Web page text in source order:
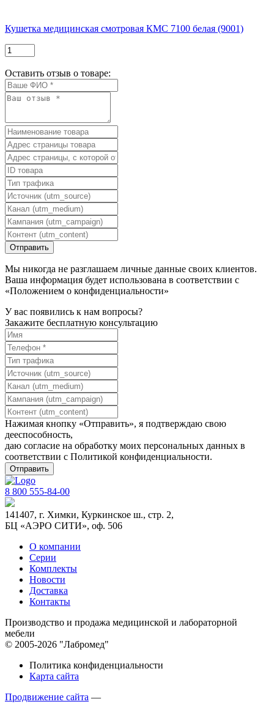
Кушетка медицинская смотровая КМС 7100 белая (9001)
Оставить отзыв о товаре:
Мы никогда не разглашаем личные данные своих клиентов.
Ваша информация будет использована в соответствии с
«Положением о конфиденциальности»
У вас появились к нам вопросы?
Закажите бесплатную консультацию
Нажимая кнопку «Отправить», я подтверждаю свою
дееспособность,
даю согласие на обработку моих персональных данных в
соответствии с Политикой конфиденциальности.
8 800 555-84-00
141407, г. Химки, Куркинское ш., стр. 2,
БЦ «АЭРО СИТИ», оф. 506
О компании
Серии
Комплекты
Новости
Доставка
Контакты
Производство и продажа медицинской и лабораторной
мебели
© 2005-2026 "Лабромед"
Политика конфиденциальности
Карта сайта
Продвижение сайта —